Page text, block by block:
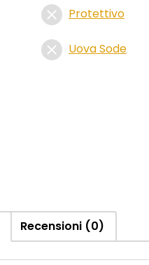
Protettivo
Uova Sode
Recensioni (0)